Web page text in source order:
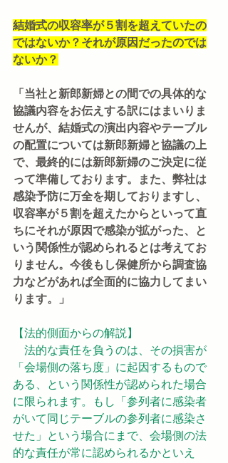
結婚式の収容率が５割を超えていたの
ではないか？それが原因だったのでは
ないか？
「当社と新郎新婦との間での具体的な
協議内容をお伝えする訳にはまいりま
せんが、結婚式の演出内容やテーブル
の配置については新郎新婦と協議の上
で、最終的には新郎新婦のご決定に従
って準備しております。また、弊社は
感染予防に万全を期しておりますし、
収容率が５割を超えたからといって直
ちにそれが原因で感染が拡がった、と
いう関係性が認められるとは考えてお
りません。今後もし保健所から調査協
力などがあれば全面的に協力してまい
ります。」
【法的側面からの解説】
法的な責任を負うのは、その損害が
「会場側の落ち度」に起因するもので
ある、という関係性が認められた場合
に限られます。もし「参列者に感染者
がいて同じテーブルの参列者に感染さ
せた」という場合にまで、会場側の法
的な責任が常に認められるかといえ